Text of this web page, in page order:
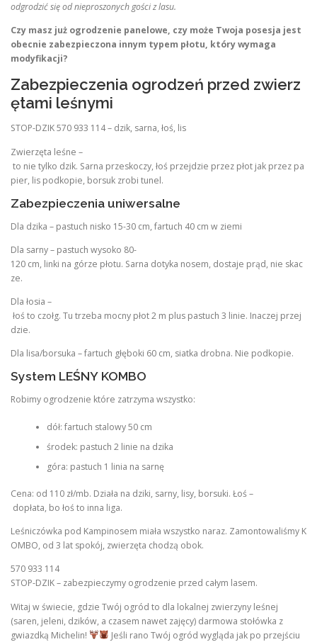
odgrodzić się od nieproszonych gości z lasu.
Czy masz już ogrodzenie panelowe, czy może Twoja posesja jest
obecnie zabezpieczona innym typem płotu, który wymaga
modyfikacji?
Zabezpieczenia ogrodzeń przed zwierz
ętami leśnymi
STOP-DZIK 570 933 114 – dzik, sarna, łoś, lis
Zwierzęta leśne –
to nie tylko dzik. Sarna przeskoczy, łoś przejdzie przez płot jak przez pa
pier, lis podkopie, borsuk zrobi tunel.
Zabezpieczenia uniwersalne
Dla dzika – pastuch nisko 15-30 cm, fartuch 40 cm w ziemi
Dla sarny – pastuch wysoko 80-
120 cm, linki na górze płotu. Sarna dotyka nosem, dostaje prąd, nie skac
ze.
Dla łosia –
łoś to czołg. Tu trzeba mocny płot 2 m plus pastuch 3 linie. Inaczej przej
dzie.
Dla lisa/borsuka – fartuch głęboki 60 cm, siatka drobna. Nie podkopie.
System LEŚNY KOMBO
Robimy ogrodzenie które zatrzyma wszystko:
dół: fartuch stalowy 50 cm
środek: pastuch 2 linie na dzika
góra: pastuch 1 linia na sarnę
Cena: od 110 zł/mb. Działa na dziki, sarny, lisy, borsuki. Łoś –
dopłata, bo łoś to inna liga.
Leśniczówka pod Kampinosem miała wszystko naraz. Zamontowaliśmy K
OMBO, od 3 lat spokój, zwierzęta chodzą obok.
570 933 114
STOP-DZIK – zabezpieczymy ogrodzenie przed całym lasem.
Witaj w świecie, gdzie Twój ogród to dla lokalnej zwierzyny leśnej
(saren, jeleni, dzików, a czasem nawet zajęcy) darmowa stołówka z
gwiazdką Michelin!
Jeśli rano Twój ogród wygląda jak po przejściu